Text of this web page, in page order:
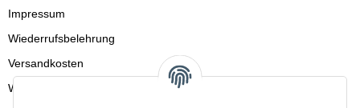
Impressum
Wiederrufsbelehrung
Versandkosten
Wir liefern auch in die Schweiz